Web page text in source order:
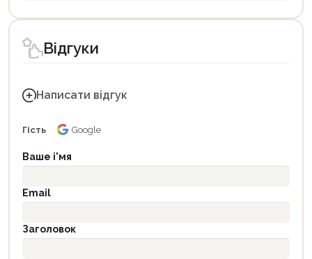
Відгуки
Написати відгук
Гість Google
Ваше і'мя
Email
Заголовок